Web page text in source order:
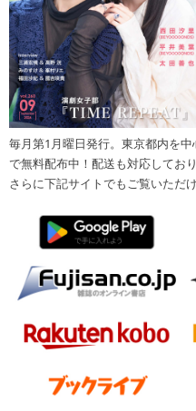
毎月第1月曜日発行。東京都内を
で無料配布中！配送も対応しており
さらに下記サイトでもご覧いただ